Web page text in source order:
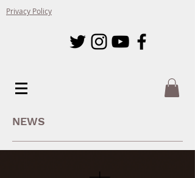
Privacy Policy
NEWS